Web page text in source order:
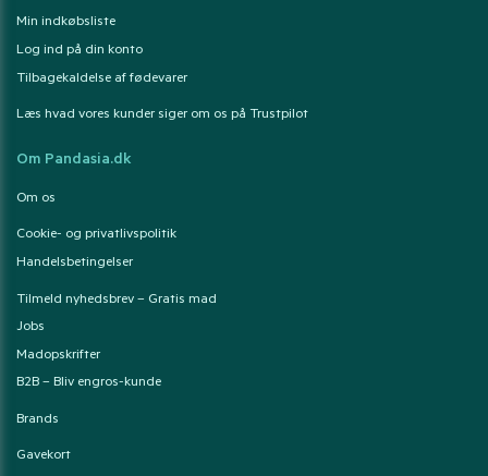
Min indkøbsliste
Log ind på din konto
Tilbagekaldelse af fødevarer
Læs hvad vores kunder siger om os på Trustpilot
Om Pandasia.dk
Om os
Cookie- og privatlivspolitik
Handelsbetingelser
Tilmeld nyhedsbrev – Gratis mad
Jobs
Madopskrifter
B2B – Bliv engros-kunde
Brands
Gavekort